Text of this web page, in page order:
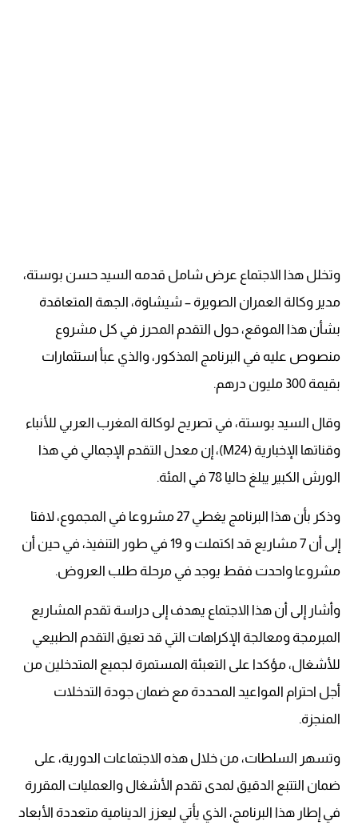
وتخلل هذا الاجتماع عرض شامل قدمه السيد حسن بوستة،
مدير وكالة العمران الصويرة – شيشاوة، الجهة المتعاقدة
بشأن هذا الموقع، حول التقدم المحرز في كل مشروع
منصوص عليه في البرنامج المذكور، والذي عبأ استثمارات
بقيمة 300 مليون درهم.
وقال السيد بوستة، في تصريح لوكالة المغرب العربي للأنباء
وقناتها الإخبارية (M24)، إن معدل التقدم الإجمالي في هذا
الورش الكبير يبلغ حاليا 78 في المئة.
وذكر بأن هذا البرنامج يغطي 27 مشروعا في المجموع، لافتا
إلى أن 7 مشاريع قد اكتملت و 19 في طور التنفيذ، في حين أن
مشروعا واحدت فقط يوجد في مرحلة طلب العروض.
وأشار إلى أن هذا الاجتماع يهدف إلى دراسة تقدم المشاريع
المبرمجة ومعالجة الإكراهات التي قد تعيق التقدم الطبيعي
للأشغال، مؤكدا على التعبئة المستمرة لجميع المتدخلين من
أجل احترام المواعيد المحددة مع ضمان جودة التدخلات
المنجزة.
وتسهر السلطات، من خلال هذه الاجتماعات الدورية، على
ضمان التتبع الدقيق لمدى تقدم الأشغال والعمليات المقررة
في إطار هذا البرنامج، الذي يأتي ليعزز الدينامية متعددة الأبعاد